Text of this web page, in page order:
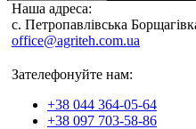
Наша адреса:
c. Петропавлівська
office@agriteh.com.ua
Зателефонуйте нам:
+38 044 364-05-64
+38 097 703-58-86